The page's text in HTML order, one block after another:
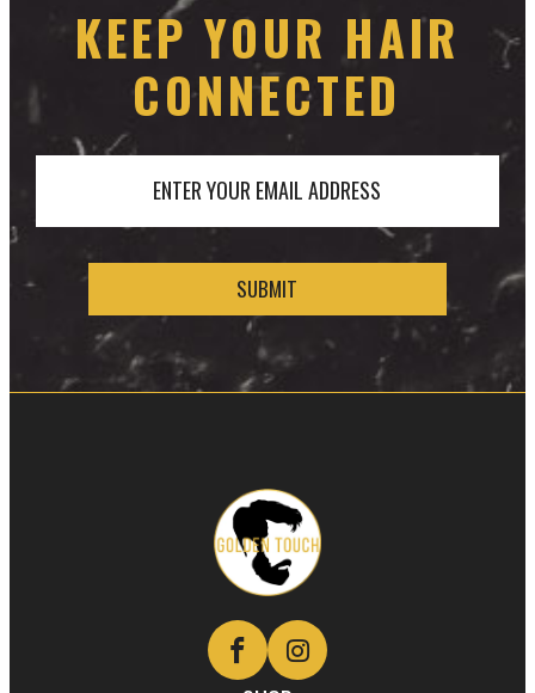
KEEP YOUR HAIR
CONNECTED
ENTER YOUR EMAIL ADDRESS
Golden
Touch
Naturals